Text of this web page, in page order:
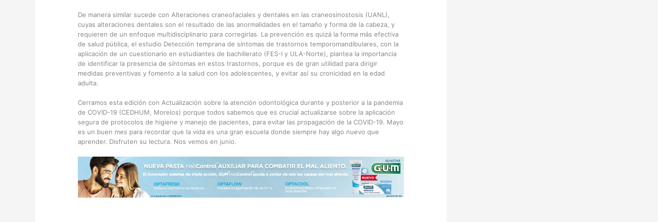
De manera similar sucede con Alteraciones craneofaciales y dentales en las craneosinostosis (UANL),
cuyas alteraciones dentales son el resultado de las anormalidades en el tamaño y forma de la cabeza, y
requieren de un enfoque multidisciplinario para corregirlas. La prevención es quizá la forma más efectiva
de salud pública, el estudio Detección temprana de síntomas de trastornos temporomandibulares, con la
aplicación de un cuestionario en estudiantes de bachillerato (FES-I y ULA-Norte), plantea la importancia
de identificar la presencia de síntomas en estos trastornos, porque es de gran utilidad para dirigir
medidas preventivas y fomento a la salud con los adolescentes, y evitar así su cronicidad en la edad
adulta.
Cerramos esta edición con Actualización sobre la atención odontológica durante y posterior a la pandemia
de COVID-19 (CEDHUM, Morelos) porque todos sabemos que es crucial actualizarse sobre la aplicación
segura de protocolos de higiene y manejo de pacientes, para evitar las propagación de la COVID-19. Mayo
es un buen mes para recordar que la vida es una gran escuela donde siempre hay algo nuevo que
aprender. Disfruten su lectura. Nos vemos en junio.